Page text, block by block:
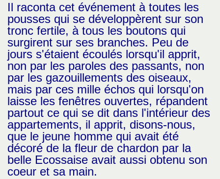
Il raconta cet événement à toutes les
pousses qui se développèrent sur son
tronc fertile, à tous les boutons qui
surgirent sur ses branches. Peu de
jours s'étaient écoulés lorsqu'il apprit,
non par les paroles des passants, non
par les gazouillements des oiseaux,
mais par ces mille échos qui lorsqu'on
laisse les fenêtres ouvertes, répandent
partout ce qui se dit dans l'intérieur des
appartements, il apprit, disons-nous,
que le jeune homme qui avait été
décoré de la fleur de chardon par la
belle Ecossaise avait aussi obtenu son
coeur et sa main.